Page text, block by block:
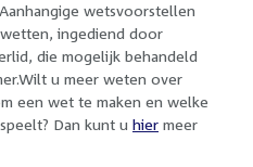
wetsvoorstellen
ingediend door
die mogelijk behandeld
u meer weten over
een wet te maken en welke
Dan kunt u hier meer